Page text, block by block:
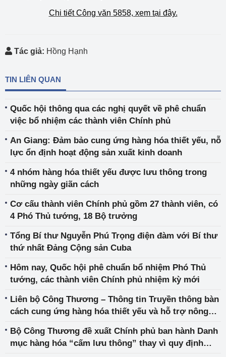
Chi tiết Công văn 5858, xem tại đây.
Tác giả: Hồng Hạnh
TIN LIÊN QUAN
Quốc hội thông qua các nghị quyết về phê chuẩn
việc bổ nhiệm các thành viên Chính phủ
An Giang: Đảm bảo cung ứng hàng hóa thiết yếu, nỗ
lực ổn định hoạt động sản xuất kinh doanh
4 nhóm hàng hóa thiết yếu được lưu thông trong
những ngày giãn cách
Cơ cấu thành viên Chính phủ gồm 27 thành viên, có
4 Phó Thủ tướng, 18 Bộ trưởng
Tổng Bí thư Nguyễn Phú Trọng điện đàm với Bí thư
thứ nhất Đảng Cộng sản Cuba
Hôm nay, Quốc hội phê chuẩn bổ nhiệm Phó Thủ
tướng, các thành viên Chính phủ nhiệm kỳ mới
Liên bộ Công Thương – Thông tin Truyền thông bàn
cách cung ứng hàng hóa thiết yếu và hỗ trợ nông
Bộ Công Thương đề xuất Chính phủ ban hành Danh
mục hàng hóa “cấm lưu thông” thay vì quy định